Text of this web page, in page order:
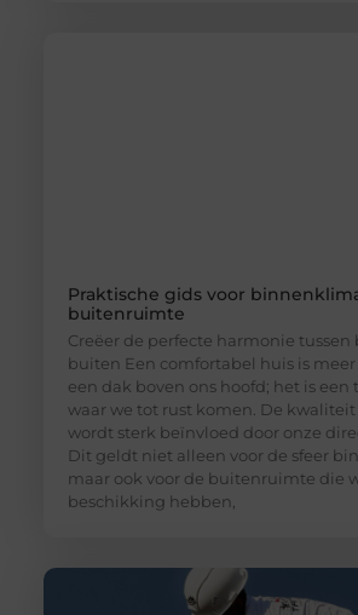
Praktische gids voor
buitenruimte
Creëer de perfecte harmonie tussen
buiten Een comfortabel huis is
een dak boven ons hoofd; het is een
waar we tot rust komen. De kwaliteit
wordt sterk beïnvloed door onze
Dit geldt niet alleen voor de sfeer
maar ook voor de buitenruimte die
beschikking hebben,